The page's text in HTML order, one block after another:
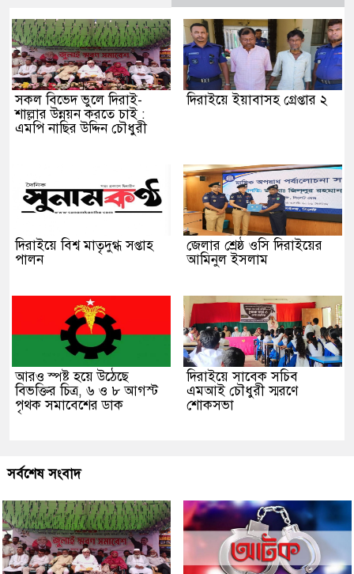
সকল বিভেদ ভুলে দিরাই-
শাল্লার উন্নয়ন করতে চাই :
এমপি নাছির উদ্দিন চৌধুরী
দিরাইয়ে ইয়াবাসহ গ্রেপ্তার ২
দিরাইয়ে বিশ্ব মাতৃদুগ্ধ সপ্তাহ
পালন
জেলার শ্রেষ্ঠ ওসি দিরাইয়ের
আমিনুল ইসলাম
আরও স্পষ্ট হয়ে উঠেছে
বিভক্তির চিত্র, ৬ ও ৮ আগস্ট
পৃথক সমাবেশের ডাক
দিরাইয়ে সাবেক সচিব
এমআই চৌধুরী স্মরণে
শোকসভা
সর্বশেষ সংবাদ